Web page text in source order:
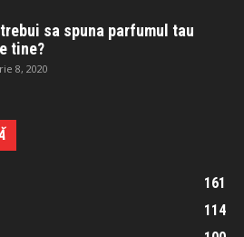
sa spuna parfumul tau
tine?
8, 2020
161
114